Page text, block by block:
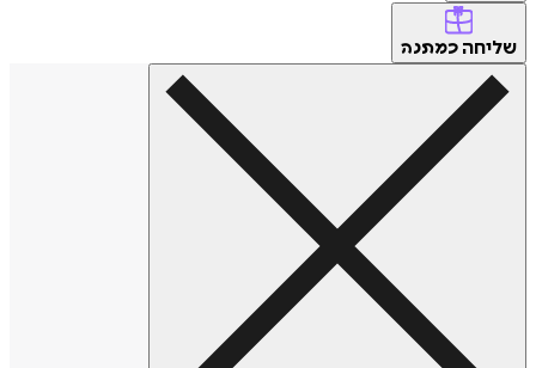
שליחה כמתנה